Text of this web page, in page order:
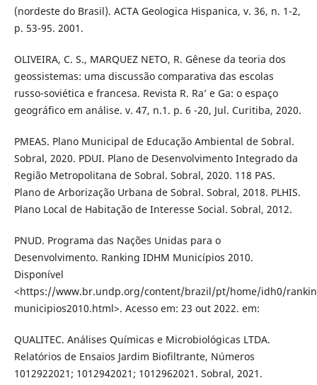
(nordeste do Brasil). ACTA Geologica Hispanica, v. 36, n. 1-2,
p. 53-95. 2001.
OLIVEIRA, C. S., MARQUEZ NETO, R. Gênese da teoria dos
geossistemas: uma discussão comparativa das escolas
russo-soviética e francesa. Revista R. Ra’ e Ga: o espaço
geográfico em análise. v. 47, n.1. p. 6 -20, Jul. Curitiba, 2020.
PMEAS. Plano Municipal de Educação Ambiental de Sobral.
Sobral, 2020. PDUI. Plano de Desenvolvimento Integrado da
Região Metropolitana de Sobral. Sobral, 2020. 118 PAS.
Plano de Arborização Urbana de Sobral. Sobral, 2018. PLHIS.
Plano Local de Habitação de Interesse Social. Sobral, 2012.
PNUD. Programa das Nações Unidas para o
Desenvolvimento. Ranking IDHM Municípios 2010.
Disponível
<https://www.br.undp.org/content/brazil/pt/home/idh0/
municipios2010.html>. Acesso em: 23 out 2022. em:
QUALITEC. Análises Químicas e Microbiológicas LTDA.
Relatórios de Ensaios Jardim Biofiltrante, Números
1012922021; 1012942021; 1012962021. Sobral, 2021.